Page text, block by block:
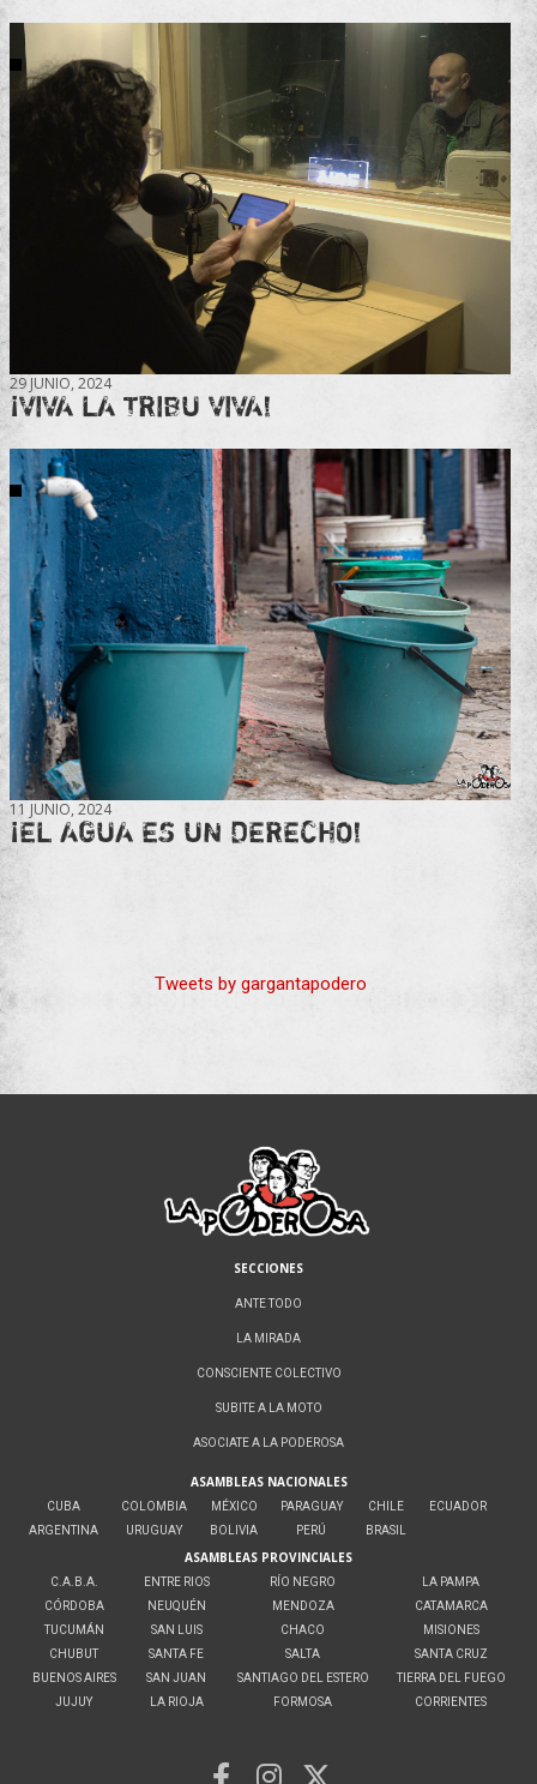
29 JUNIO, 2024
¡VIVA LA TRIBU VIVA!
11 JUNIO, 2024
¡EL AGUA ES UN DERECHO!
Tweets by gargantapodero
SECCIONES
ANTE TODO
LA MIRADA
CONSCIENTE COLECTIVO
SUBITE A LA MOTO
ASOCIATE A LA PODEROSA
ASAMBLEAS NACIONALES
CUBA
ARGENTINA
COLOMBIA
URUGUAY
MÉXICO
BOLIVIA
PARAGUAY
PERÚ
CHILE
BRASIL
ECUADOR
ASAMBLEAS PROVINCIALES
C.A.B.A.
CÓRDOBA
TUCUMÁN
CHUBUT
BUENOS AIRES
JUJUY
ENTRE RIOS
NEUQUÉN
SAN LUIS
SANTA FE
SAN JUAN
LA RIOJA
RÍO NEGRO
MENDOZA
CHACO
SALTA
SANTIAGO DEL ESTERO
FORMOSA
LA PAMPA
CATAMARCA
MISIONES
SANTA CRUZ
TIERRA DEL FUEGO
CORRIENTES